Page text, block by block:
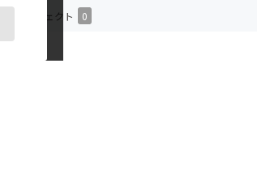
チャレンジ
プロジェクト 0